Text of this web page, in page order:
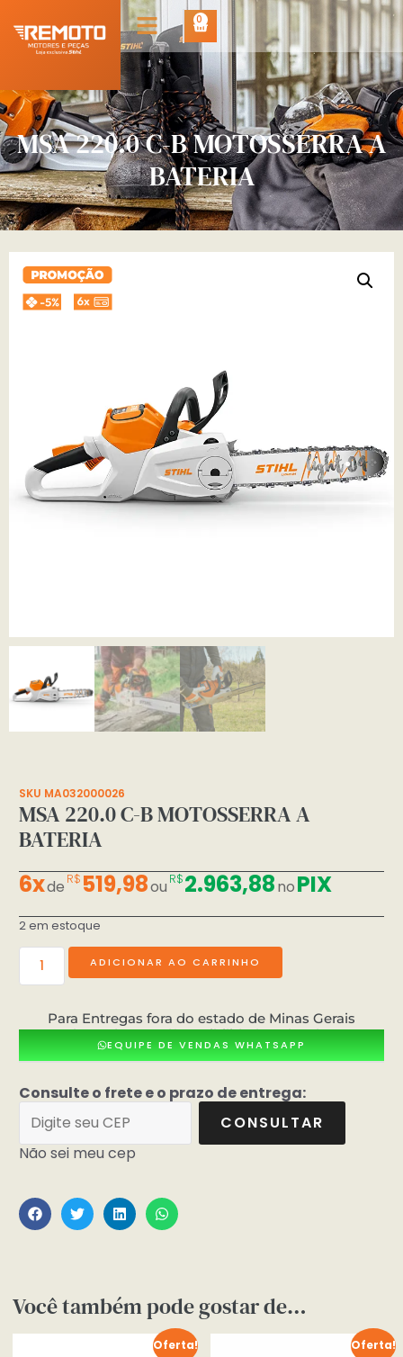
0
MSA 220.0 C-B MOTOSSERRA A
BATERIA
SKU MA032000026
MSA 220.0 C-B MOTOSSERRA A
BATERIA
6xde R$519,98ou R$2.963,88noPIX
2 em estoque
ADICIONAR AO CARRINHO
Para Entregas fora do estado de Minas Gerais
consultar valores e dísponibilidade pelo whatsApp
EQUIPE DE VENDAS WHATSAPP
Consulte o frete e o prazo de entrega:
CONSULTAR
Não sei meu cep
Você também pode gostar de…
Oferta! Oferta!